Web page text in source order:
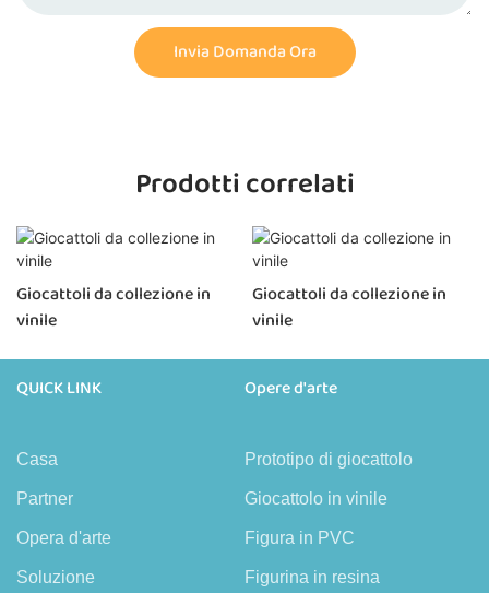
Invia Domanda Ora
Prodotti correlati
Giocattoli da collezione in
vinile
Giocattoli da collezione in
vinile
QUICK LINK
Casa
Partner
Opera d'arte
Soluzione
Opere d'arte
Prototipo di giocattolo
Giocattolo in vinile
Figura in PVC
Figurina in resina